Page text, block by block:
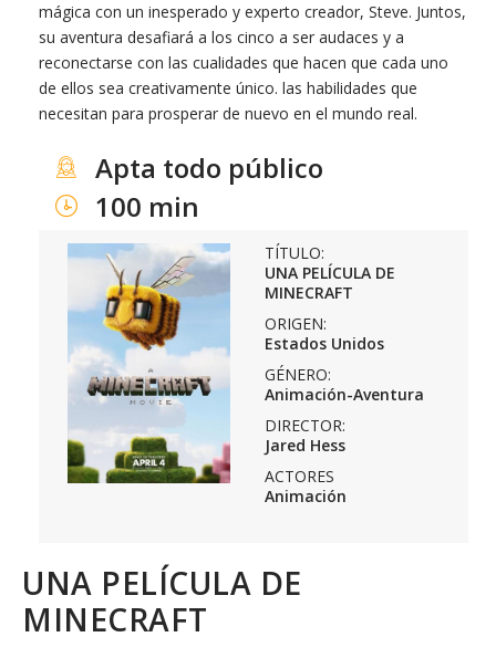
mágica con un inesperado y experto creador, Steve. Juntos,
su aventura desafiará a los cinco a ser audaces y a
reconectarse con las cualidades que hacen que cada uno
de ellos sea creativamente único. las habilidades que
necesitan para prosperar de nuevo en el mundo real.
Apta todo público
100 min
TÍTULO:
UNA PELÍCULA DE
MINECRAFT
ORIGEN:
Estados Unidos
GÉNERO:
Animación-Aventura
DIRECTOR:
Jared Hess
ACTORES
Animación
UNA PELÍCULA DE
MINECRAFT